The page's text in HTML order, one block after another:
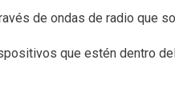
de ondas de radio que
que estén dentro